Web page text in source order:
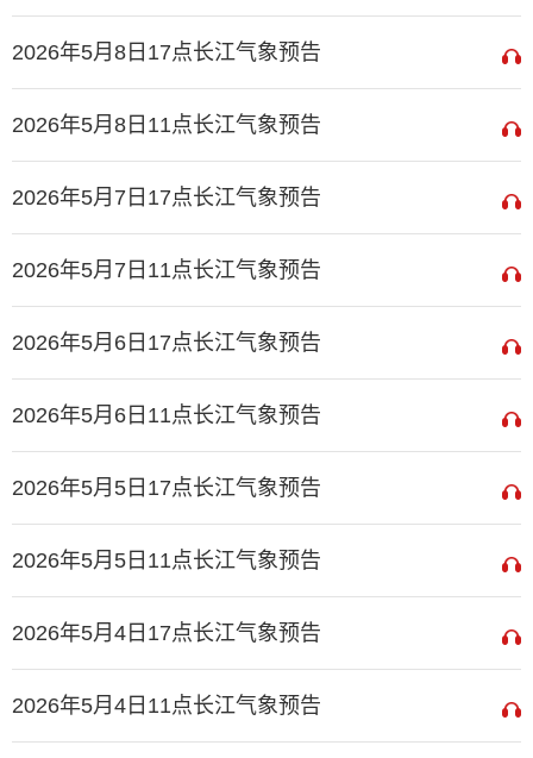
2026年5月8日17点长江气象预告
2026年5月8日11点长江气象预告
2026年5月7日17点长江气象预告
2026年5月7日11点长江气象预告
2026年5月6日17点长江气象预告
2026年5月6日11点长江气象预告
2026年5月5日17点长江气象预告
2026年5月5日11点长江气象预告
2026年5月4日17点长江气象预告
2026年5月4日11点长江气象预告